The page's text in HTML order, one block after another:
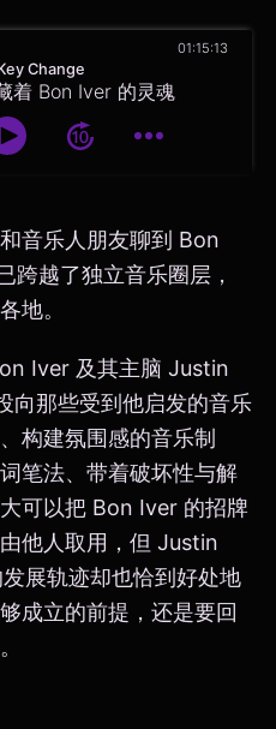
Change
着 Bon Iver 的灵魂
01:15:13
音乐人朋友聊到 Bon
越了独立音乐圈层，
地。
Iver 及其主脑 Justin
向那些受到他启发的音乐
构建氛围感的音乐制
笔法、带着破坏性与解
可以把 Bon Iver 的招牌
他人取用，但 Justin
展轨迹却也恰到好处地
成立的前提，还是要回